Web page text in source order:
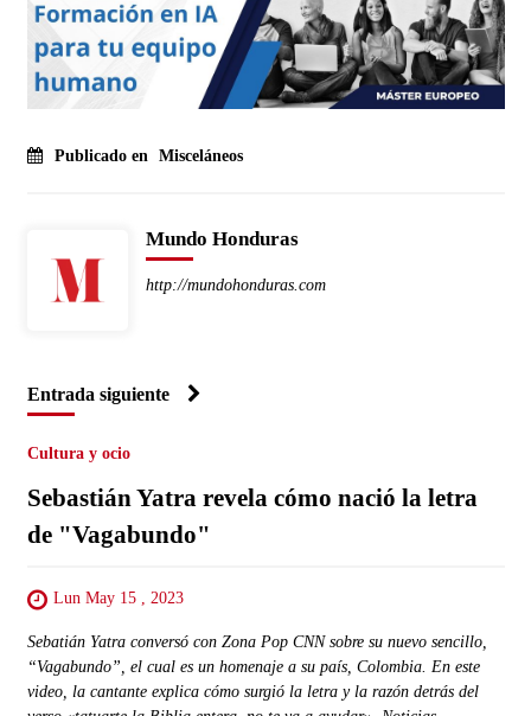
Publicado en Misceláneos
Mundo Honduras
http://mundohonduras.com
Entrada siguiente
Cultura y ocio
Sebastián Yatra revela cómo nació la letra
de "Vagabundo"
Lun May 15 , 2023
Sebatián Yatra conversó con Zona Pop CNN sobre su nuevo sencillo,
“Vagabundo”, el cual es un homenaje a su país, Colombia. En este
video, la cantante explica cómo surgió la letra y la razón detrás del